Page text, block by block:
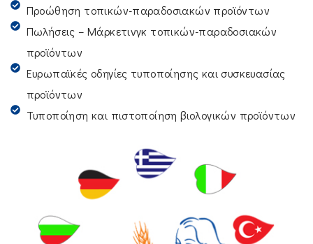
Προώθηση τοπικών-παραδοσιακών προϊόντων
Πωλήσεις – Μάρκετινγκ τοπικών-παραδοσιακών
προϊόντων
Ευρωπαϊκές οδηγίες τυποποίησης και συσκευασίας
προϊόντων
Τυποποίηση και πιστοποίηση βιολογικών προϊόντων